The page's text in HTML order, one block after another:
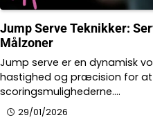
Jump Serve Teknikker:
Målzoner
Jump serve er en dynamisk
hastighed og præcision for
scoringsmulighederne.…
29/01/2026